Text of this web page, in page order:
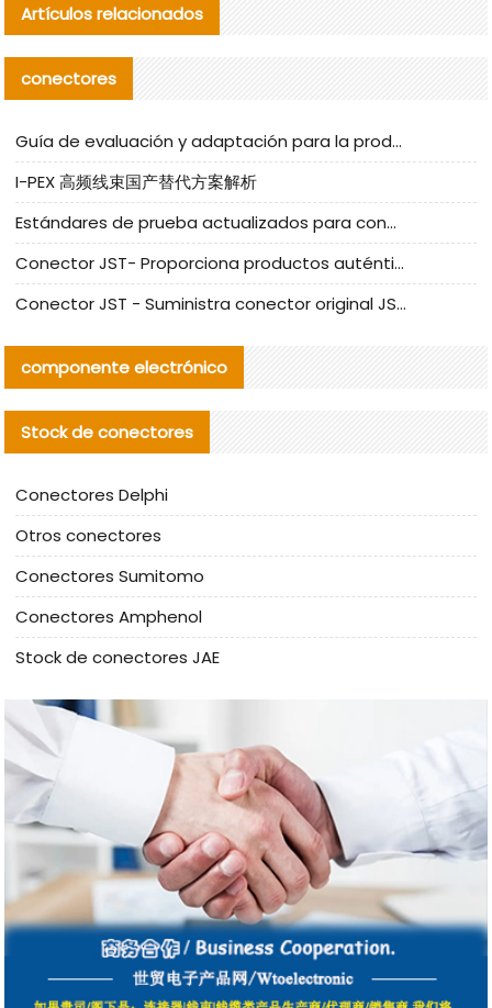
Artículos relacionados
conectores
Guía de evaluación y adaptación para la producción en serie de componentes de cables nacionales para CNC Tech
I-PEX 高频线束国产替代方案解析
Estándares de prueba actualizados para conectores nacionales bajo la referencia de CLIFF
Conector JST- Proporciona productos auténticos y alternativos del conector JST NSHR-02V-S
Conector JST - Suministra conector original JST GHR-09V-S | productos alternativos
componente electrónico
Stock de conectores
Conectores Delphi
Otros conectores
Conectores Sumitomo
Conectores Amphenol
Stock de conectores JAE